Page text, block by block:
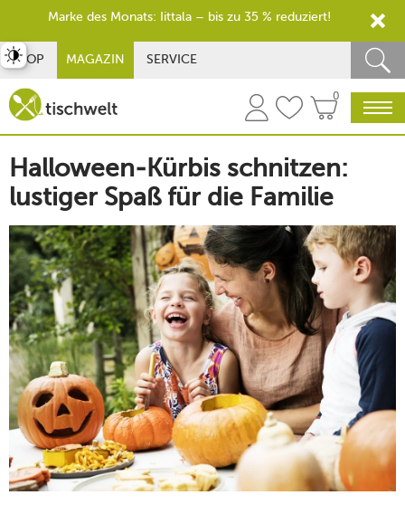
SHOP MAGAZIN SERVICE
0
Halloween-Kürbis schnitzen:
lustiger Spaß für die Familie
umschalten
Marke des Monats: Iittala – bis zu 35 % reduziert!